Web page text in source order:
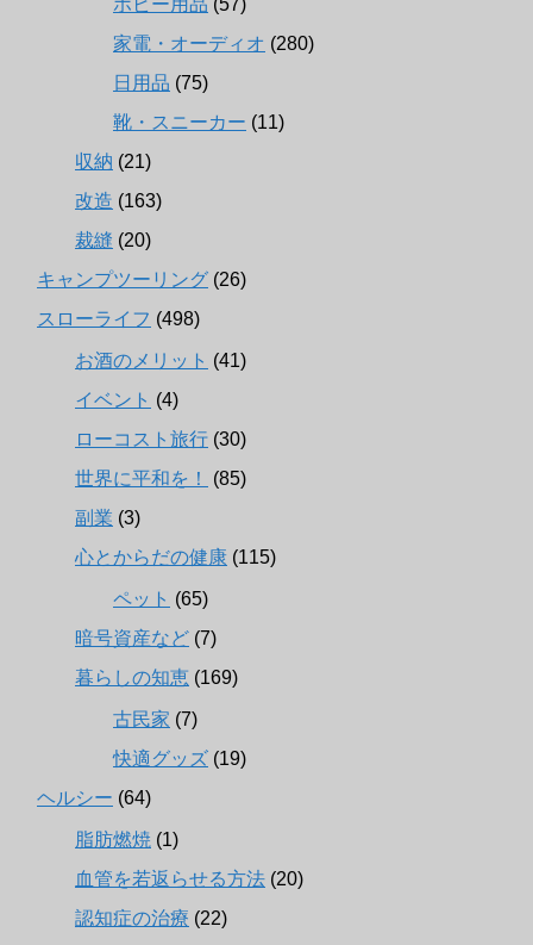
家電・オーディオ (280)
日用品 (75)
靴・スニーカー (11)
収納 (21)
改造 (163)
裁縫 (20)
キャンプツーリング (26)
スローライフ (498)
お酒のメリット (41)
イベント (4)
ローコスト旅行 (30)
世界に平和を！
(85)
副業 (3)
心とからだの健康 (115)
ペット (65)
暗号資産など (7)
暮らしの知恵 (169)
古民家 (7)
快適グッズ (19)
ヘルシー (64)
脂肪燃焼 (1)
血管を若返らせる方法 (20)
認知症の治療 (22)